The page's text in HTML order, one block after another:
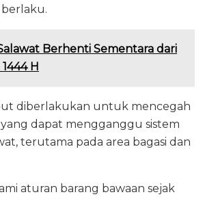
Berhenti Sementara dari
H
diberlakukan untuk mencegah
dapat mengganggu sistem
terutama pada area bagasi dan
aturan barang bawaan sejak